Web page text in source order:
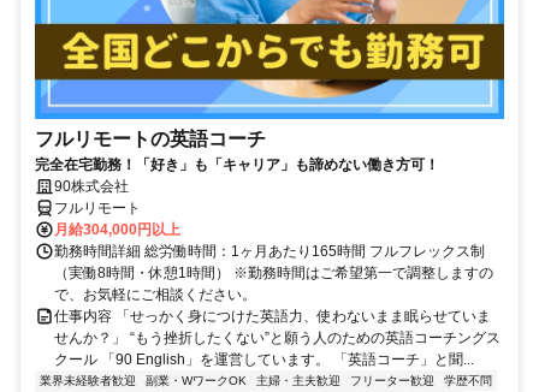
フルリモートの英語コーチ
完全在宅勤務！「好き」も「キャリア」も諦めない働き方可！
90株式会社
フルリモート
月給304,000円以上
勤務時間詳細 総労働時間：1ヶ月あたり165時間 フルフレックス制
（実働8時間・休憩1時間） ※勤務時間はご希望第一で調整しますの
で、お気軽にご相談ください。
仕事内容 「せっかく身につけた英語力、使わないまま眠らせていま
せんか？」 “もう挫折したくない”と願う人のための英語コーチングス
クール 「90 English」を運営しています。 「英語コーチ」と聞...
業界未経験者歓迎 副業・WワークOK 主婦・主夫歓迎 フリーター歓迎
学歴不問